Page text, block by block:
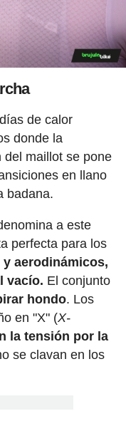
de calor
donde la
del maillot se pone
en llano
badana.
a este
perfecta para los
aerodinámicos,
vacío. El conjunto
hondo. Los
en "X" (X-
la tensión por la
se clavan en los